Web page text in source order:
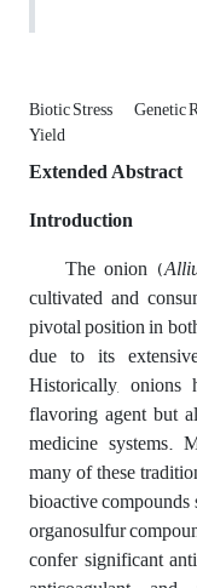
Biotic Stress Genetic
Yield
Extended Abstract
Introduction
The onion (
cultivated and
pivotal position in
due to its
Historically,
flavoring agent but
medicine systems.
many of these
bioactive
organosulfur
confer significant